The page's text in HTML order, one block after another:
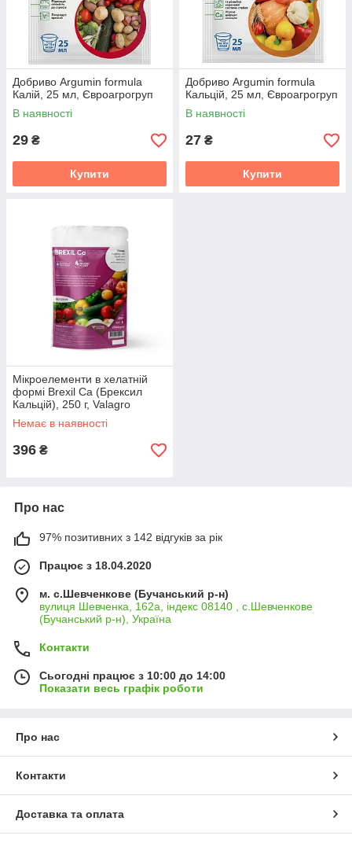
Добриво Argumin formula
Калій, 25 мл, Євроагрогруп
В наявності
29 ₴
Купити
Добриво Argumin formula
Кальцій, 25 мл, Євроагрогруп
В наявності
27 ₴
Купити
Мікроелементи в хелатній
формі Brexil Ca (Брексил
Кальцій), 250 г, Valagro
Немає в наявності
396 ₴
Про нас
97% позитивних з 142 відгуків за рік
Працює з 18.04.2020
м. с.Шевченкове (Бучанський р-н)
вулиця Шевченка, 162а, індекс 08140 , с.Шевченкове
(Бучанський р-н), Україна
Контакти
Сьогодні працює з 10:00 до 14:00
Показати весь графік роботи
Про нас
Контакти
Доставка та оплата